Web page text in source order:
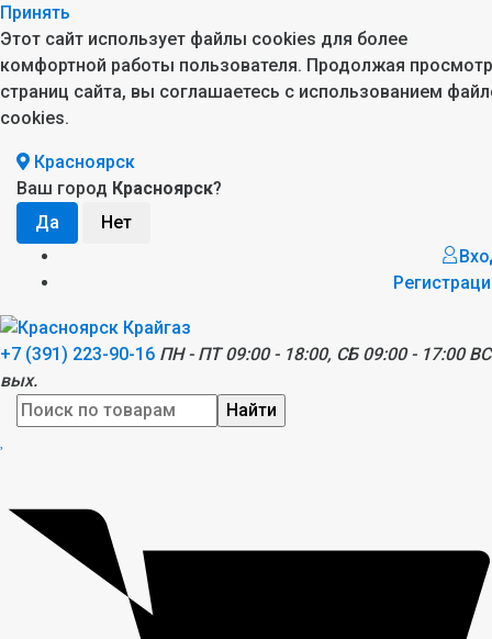
Принять
Этот сайт использует файлы cookies для более
комфортной работы пользователя. Продолжая просмотр
страниц сайта, вы соглашаетесь с использованием
cookies.
Красноярск
Ваш город Красноярск?
+7 (391) 223-90-16 ПН - ПТ 09:00 - 18:00, СБ 09:00 - 17:00
вых.
Найти